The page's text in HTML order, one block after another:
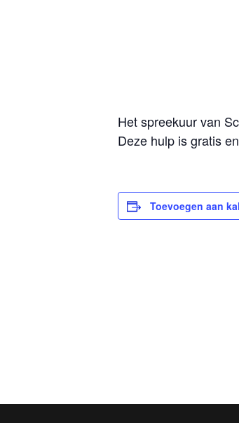
Het spreekuur van
Deze hulp is gratis
Toevoegen aan